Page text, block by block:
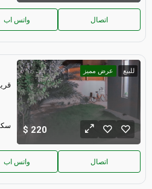
واتس اب اتصال
للبيع عرض مميز
220
واتس اب اتصال